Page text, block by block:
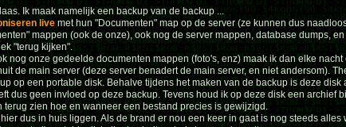
Ik maak namelijk een backup van de backup ...
livemet hun "Documenten" map op de server (ze kunnen dus
mappen (ook de onze), ook nog de server mappen, database dumps,
"terug kijken".
nog onze gedeelde documenten mappen (foto's, enz) maak ik dan elke
de main server (deze server benadert de main server, en niet andersom).
op een portable disk. Behalve tijdens het maken van de backup is deze
dus geen invloed op deze backup. Tevens houd ik op deze disk een archief
terug zien hoe en wanneer een bestand precies is gewijzigd.
dus in huis liggen. Als de brand er nou een keer in gaat is nog steeds